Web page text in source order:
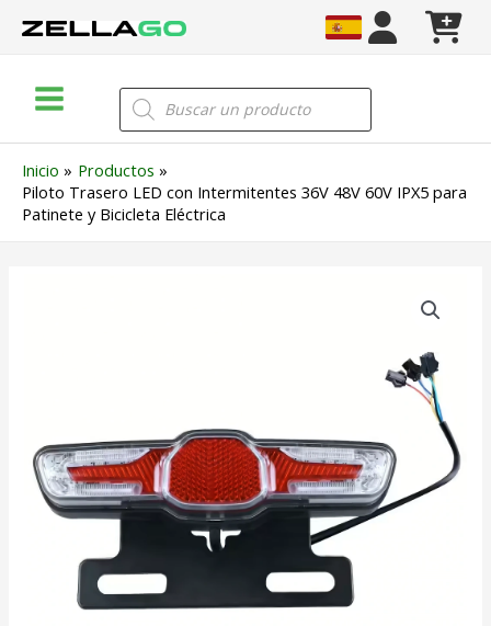
Menu
Búsqueda
de
productos
Inicio
Productos
Piloto Trasero LED con Intermitentes 36V 48V 60V IPX5 para
Patinete y Bicicleta Eléctrica
60V
IPX5
para
Bicicleta
Eléctrica